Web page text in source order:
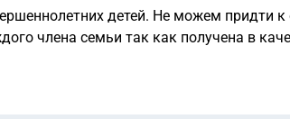
детей. Не можем придти
члена семьи так как получена в
перечислил мне 1/4. Имеется
и полы . Никто не проживает .